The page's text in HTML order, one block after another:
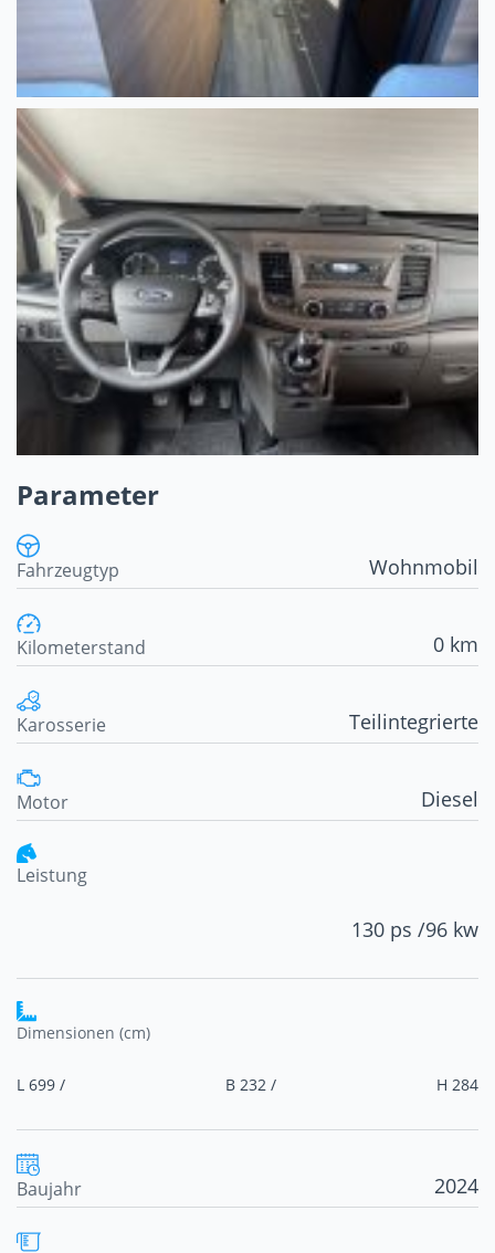
Parameter
Fahrzeugtyp Wohnmobil
Kilometerstand 0 km
Karosserie Teilintegrierte
Motor Diesel
Leistung
130 ps /96 kw
Dimensionen (cm)
L 699 / B 232 / H 284
Baujahr 2024